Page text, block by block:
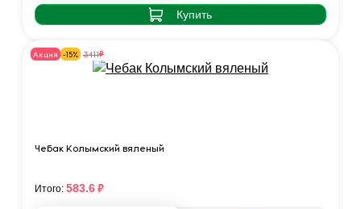
Купить
Акция -15% 3411₽
Чебак Колымский вяленый
Итого: 583.6₽